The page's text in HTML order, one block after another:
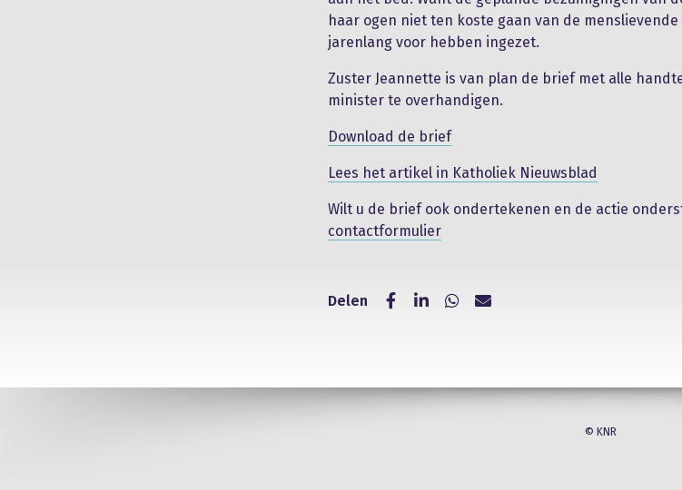
haar ogen niet ten koste gaan van de
jarenlang voor hebben ingezet.
Zuster Jeannette is van plan de brief met alle
minister te overhandigen.
Download de brief
Lees het artikel in Katholiek Nieuwsblad
Wilt u de brief ook ondertekenen en de actie
contactformulier
Delen
© KNR